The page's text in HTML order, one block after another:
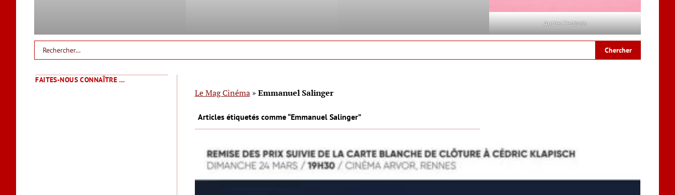
Autres Festivals
FAITES-NOUS CONNAÎTRE …
Le Mag Cinéma» Emmanuel Salinger
Articles étiquetés comme “Emmanuel Salinger”